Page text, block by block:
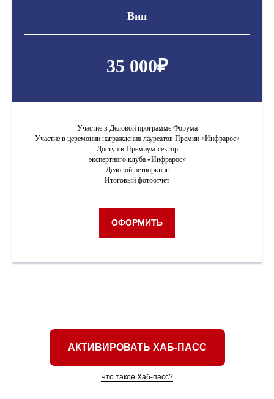
Вип
35 000₽
Участие в Деловой программе Форума
Участие в церемонии награждения лауреатов Премии «Инфрарос»
Доступ в Премиум-сектор
экспертного клуба «Инфрарос»
Деловой нетворкинг
Итоговый фотоотчёт
ОФОРМИТЬ
АКТИВИРОВАТЬ ХАБ-ПАСС
Что такое Хаб-пасс?